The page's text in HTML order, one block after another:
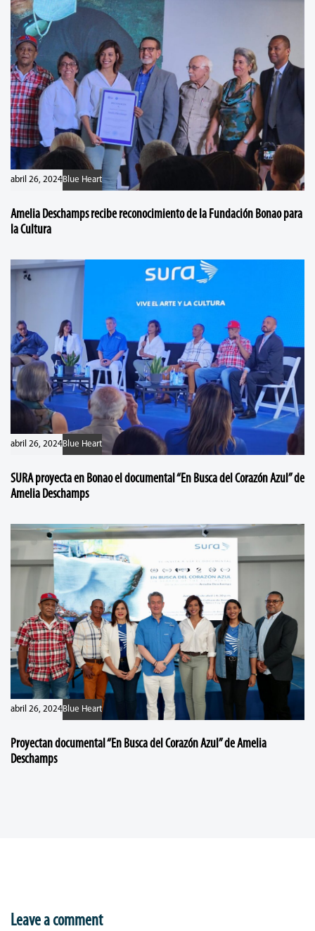
abril 26, 2024Blue Heart
Amelia Deschamps recibe reconocimiento de la Fundación Bonao para
la Cultura
abril 26, 2024Blue Heart
SURA proyecta en Bonao el documental “En Busca del Corazón Azul” de
Amelia Deschamps
abril 26, 2024Blue Heart
Proyectan documental “En Busca del Corazón Azul” de Amelia
Deschamps
Leave a comment